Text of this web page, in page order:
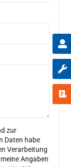
zur
Daten habe
Verarbeitung
Angaben